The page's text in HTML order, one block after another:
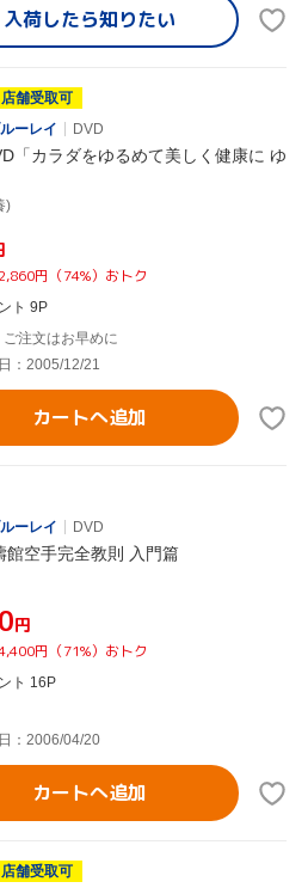
入荷したら知りたい
店舗受取可
ーレイ
DVD
「カラダをゆるめて美しく健康に ゆ
)
円（74%）おトク
ト 9P
ご注文はお早めに
：2005/12/21
カートへ追加
ーレイ
DVD
館空手完全教則 入門篇
円
円（71%）おトク
ト 16P
：2006/04/20
カートへ追加
店舗受取可